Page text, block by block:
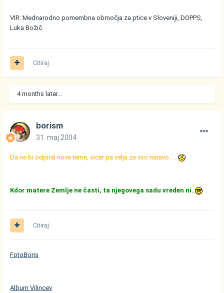
VIR: Mednarodno pomembna območja za ptice v Sloveniji, DOPPS,
Luka Božič
Citiraj
4 months later...
borism
31. maj 2004
Da ne bi odpiral nove teme, sicer pa velja za vso naravo.....
Kdor matere Zemlje ne časti, ta njegovega sadu vreden ni.
Citiraj
FotoBoris
Album Vilincev